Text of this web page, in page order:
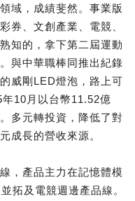
域，成績斐然。事業版
券、文創產業、電競、
知的，拿下第二屆運動
與中華職棒同推出紀錄
威剛LED燈泡，路上可
10月以台幣11.52億
多元轉投資，降低了對
成長的營收來源。
，產品主力在記憶體模
拓及電競週邊產品線。